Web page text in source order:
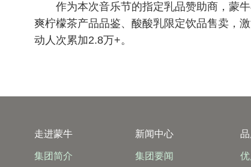
作为本次音乐节的指定乳品赞助商，蒙
爽柠檬茶产品品鉴、酸酸乳限定饮品售卖，
动人次累加2.8万+。
走进蒙牛
集团简介
新闻中心
集团要闻